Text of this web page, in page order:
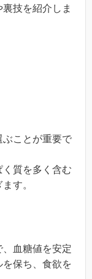
技を紹介しま
ことが重要で
質を多く含む
す。
血糖値を安定
保ち、食欲を